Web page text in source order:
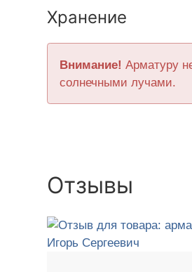
Хранение
Внимание! Арматуру
солнечными лучами.
Отзывы